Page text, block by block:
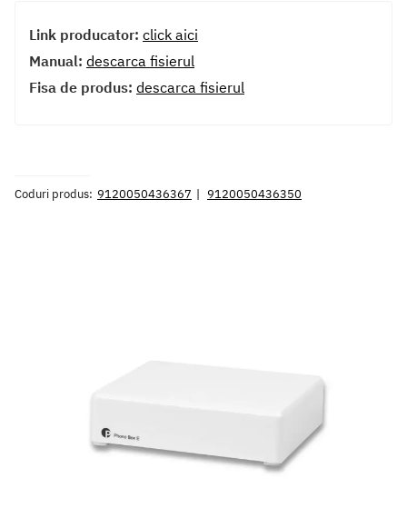
Link producator: click aici
Manual: descarca fisierul
Fisa de produs: descarca fisierul
Coduri produs: 9120050436367 9120050436350